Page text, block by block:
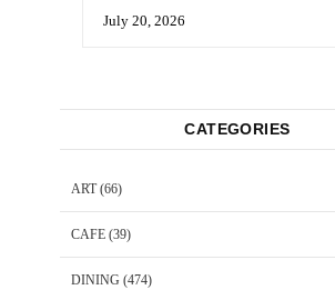
July 20, 2026
CATEGORIES
ART(66)
CAFE (39)
DINING (474)